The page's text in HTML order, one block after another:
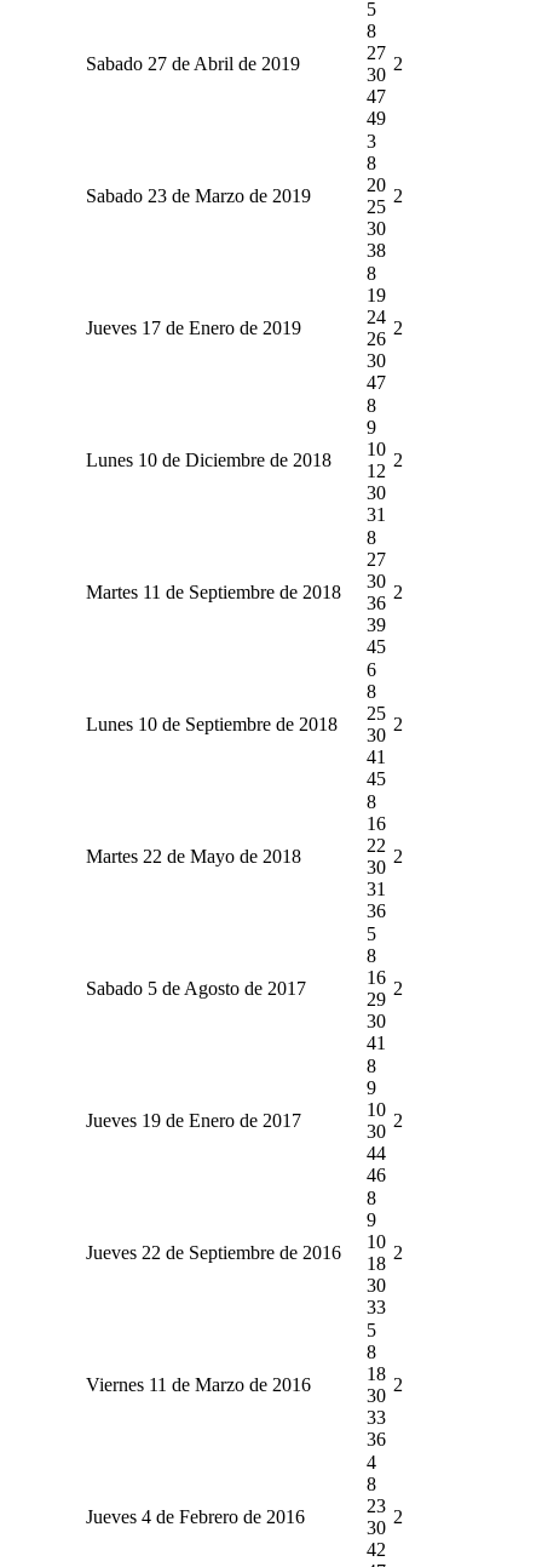
Sabado 27 de Abril de 2019
5
8
27
30
47
49
2
Sabado 23 de Marzo de 2019
3
8
20
25
30
38
2
Jueves 17 de Enero de 2019
8
19
24
26
30
47
2
Lunes 10 de Diciembre de 2018
8
9
10
12
30
31
2
Martes 11 de Septiembre de 2018
8
27
30
36
39
45
2
Lunes 10 de Septiembre de 2018
6
8
25
30
41
45
2
Martes 22 de Mayo de 2018
8
16
22
30
31
36
2
Sabado 5 de Agosto de 2017
5
8
16
29
30
41
2
Jueves 19 de Enero de 2017
8
9
10
30
44
46
2
Jueves 22 de Septiembre de 2016
8
9
10
18
30
33
2
Viernes 11 de Marzo de 2016
5
8
18
30
33
36
2
Jueves 4 de Febrero de 2016
4
8
23
30
42
2